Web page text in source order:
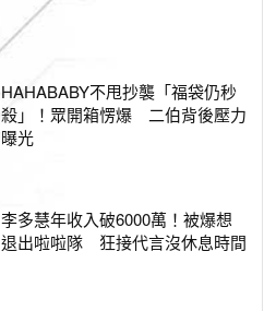
HAHABABY不甩抄襲「福袋仍秒
殺」！眾開箱愣爆 二伯背後壓力
曝光
李多慧年收入破6000萬！被爆想
退出啦啦隊 狂接代言沒休息時間